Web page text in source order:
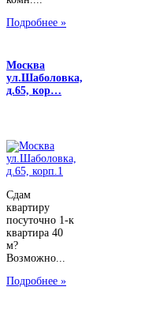
Подробнее »
Москва
ул.Шаболовка,
д.65, кор…
Сдам
квартиру
посуточно 1-к
квартира 40
м?
Возможно...
Подробнее »